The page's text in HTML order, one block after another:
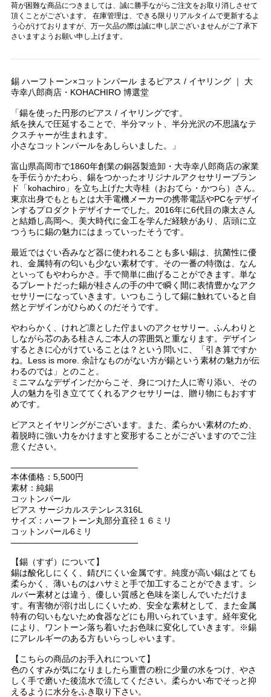
荷が困難な商品につきましては、誠に勝手ながらご注文をお取り消しさせて
頂くことがございます。 在庫管理は、できる限りリアルタイムで更新するよ
う心がけておりますが、万一欠品の際は誠に申し訳ございませんがご了承下
さいますようお願い申し上げます。
錫 ハーフトーン×コットンパール まるピアス / イヤリング ｜ 大
寺幸八郎商店・KOHACHIRO 博選堂
「錫を使った円形のピアス / イヤリングです。
紙を挟んで圧延することで、半分マット、半分光沢の不思議なテ
クスチャーが生まれます。
小さなコットンパールをあしらいました。」
富山県高岡市で1860年創業の銅器製造卸・大寺幸八郎商店の家業
を手伝うかたわら、錫をつかったオリジナルアクセサリーブラン
ド「kohachiro」を立ち上げた大寺桂（おおてら・かつら）さん。
東京出身でもともとは大手電機メーカーの携帯電話やPCをデザイ
ンするプロダクトデザイナーでした。2016年に6代目の康太さん
と結婚し高岡へ。美大時代に金工を学んだ経験があり、店頭に立
つうちに錫の魅力にはまっていったそうです。
最近ではぐい呑みなど器に使われることも多い錫は、抗菌性に優
れ、金属特有の匂いも少ない素材です。その一番の特徴は、なん
といってもやわらかさ。手で簡単に曲げることができます。単な
るプレートだった錫が桂さんの手の中で瞬く間に表情豊かなアク
セサリーになっていきます。いつもこうして錫に触れていると自
然とデザインがひらめくのだそうです。
やわらかく、けれど凛とした佇まいのアクセサリー。ふんわりと
しながら芯のある桂さんご本人の雰囲気と重なります。デザイン
するときに心がけていることは？という問いに、「引き算ですか
ね。Less is more. 余計なものがない方が錫という素材の魅力が伝
わるのでは」とのこと。
ミニマムなデザインだからこそ、身につけた人に寄り添い、その
人の魅力を引き立ててくれるアクセサリーは、贈り物にもおすす
めです。
ピアスとイヤリングがございます。また、柔らかい素材のため、
着脱時に強い力をかけますと変形することがございますのでご注
意ください。
———————————————
本体価格：5,500円
素材：純錫
コットンパール
ピアス サージカルステンレス316L
サイズ：ハーフトーン丸部分直径１６ミリ
コットンパール6ミリ
———————————————
【錫（すず）について】
錫は酸化しにくく、錆びにくい金属です。純度が高い錫はとても
柔らかく、薄いものはハサミと手で加工することができます。シ
ルバー素材とは違う、優しい質感と色味を楽しんでいただけま
す。有害物が溶け出しにくいため、安全な素材として、また金属
特有の匂いもないため食器などにも用いられています。経年変化
により、ワントーン落ち着いたお色味に変化していきます。※錫
にアレルギーのある方もいらっしゃいます。
【こちらの商品のお手入れについて】
色のくすみが気になりましたら重曹の粉に少量の水をつけ、やさ
しく手で磨いた後流水で流してください。柔らかい布でそっと抑
えるように水分をふき取り下さい。